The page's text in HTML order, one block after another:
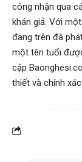
công nhận qua
khán giả. Với
đang trên đà
một tên tuổi
cập
thiết và chính